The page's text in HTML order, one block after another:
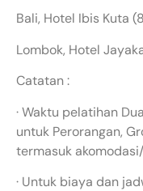
Bali, Hotel Ibis Kuta
Lombok, Hotel
Catatan :
· Waktu pelatihan
untuk Perorangan,
termasuk
· Untuk biaya dan